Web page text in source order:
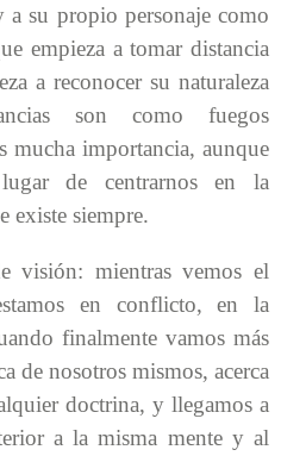
su propio personaje como
empieza a tomar distancia
a reconocer su naturaleza
son como fuegos
mucha importancia, aunque
de centrarnos en la
existe siempre.
visión: mientras vemos el
en conflicto, en la
finalmente vamos más
de nosotros mismos, acerca
doctrina, y llegamos a
a la misma mente y al